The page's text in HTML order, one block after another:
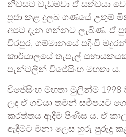
නිවසට වැඩමවා ඒ සත්වයා
පූජා කළ දුලබ ගණයේ උතුම්
අපට දැන ගන්නට ලැබිණ. ඒ
වීරපුර, ගම්මානයේ පදිංචි
කාර්යාලයේ තැපැල්
පැන්ටලින් විජේසිංහ මහතා ය.
විජේසිංහ මහතා මුලින්ම
ලද ඒ ගවයා තමන් සමීපයට
කරත්තය ඇදීම පිණිස ය. ඒ
ඇදීමට මනා ලෙස හුරු පුරුදු